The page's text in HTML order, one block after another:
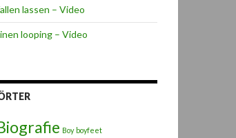
lassen – Video
looping – Video
Boy boyfeet